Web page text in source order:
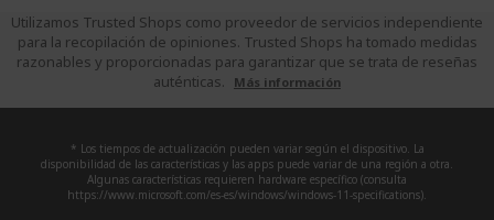
Utilizamos Trusted Shops como proveedor de servicios independiente
para la recopilación de opiniones. Trusted Shops ha tomado medidas
razonables y proporcionadas para garantizar que se trata de reseñas
auténticas.
Más información
* Los tiempos de actualización pueden variar según el dispositivo. La
disponibilidad de las características y las apps puede variar de una región a otra.
Algunas características requieren hardware específico (consulta
https://www.microsoft.com/es-es/windows/windows-11-specifications).